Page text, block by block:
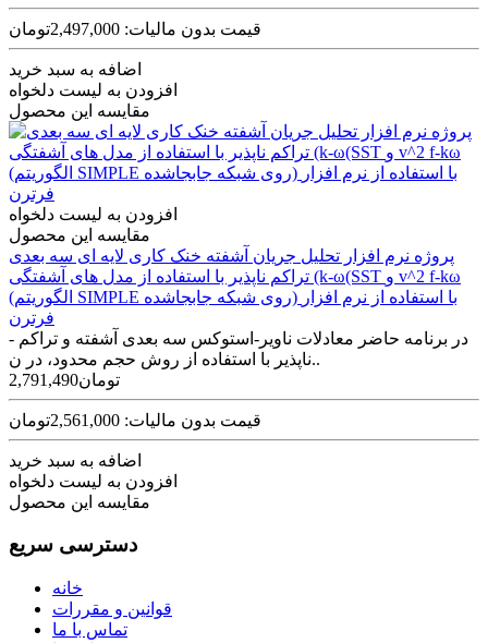
قیمت بدون مالیات: 2,497,000تومان
اضافه به سبد خرید
افزودن به لیست دلخواه
مقایسه این محصول
افزودن به لیست دلخواه
مقایسه این محصول
پروژه نرم افزار تحلیل جریان آشفته خنک کاری لایه ای سه بعدی
تراکم ناپذیر با استفاده از مدل های آشفتگی (k-ω(SST و v^2 f-kω
(الگوریتم SIMPLE روی شبکه جابجاشده) با استفاده از نرم افزار
فرترن
در برنامه حاضر معادلات ناویر-استوکس سه­ بعدی آشفته و تراکم ­
ناپذیر با استفاده از روش حجم محدود، در ن..
2,791,490تومان
قیمت بدون مالیات: 2,561,000تومان
اضافه به سبد خرید
افزودن به لیست دلخواه
مقایسه این محصول
دسترسی سریع
خانه
قوانین و مقررات
تماس با ما